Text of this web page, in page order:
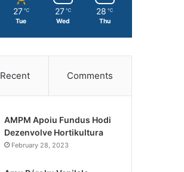
27 ℃
Tue
27 ℃
Wed
28 ℃
Thu
Recent Comments
AMPM Apoiu Fundus Hodi
Dezenvolve Hortikultura
February 28, 2023